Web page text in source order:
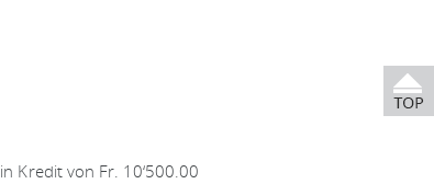
Kredit von Fr. 10‘500.00